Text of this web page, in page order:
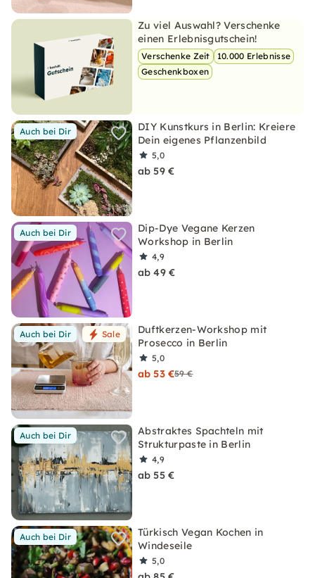
Zu viel Auswahl? Verschenke
einen Erlebnisgutschein!
Verschenke Zeit
10.000 Erlebnisse
Geschenkboxen
Auch bei Dir
DIY Kunstkurs in Berlin: Kreiere
Dein eigenes Pflanzenbild
5,0
ab 59 €
Auch bei Dir
Dip-Dye Vegane Kerzen
Workshop in Berlin
4,9
ab 49 €
Auch bei Dir Sale
Duftkerzen-Workshop mit
Prosecco in Berlin
5,0
ab 53 €59 €
Auch bei Dir
Abstraktes Spachteln mit
Strukturpaste in Berlin
4,9
ab 55 €
Auch bei Dir
Türkisch Vegan Kochen in
Windeseile
5,0